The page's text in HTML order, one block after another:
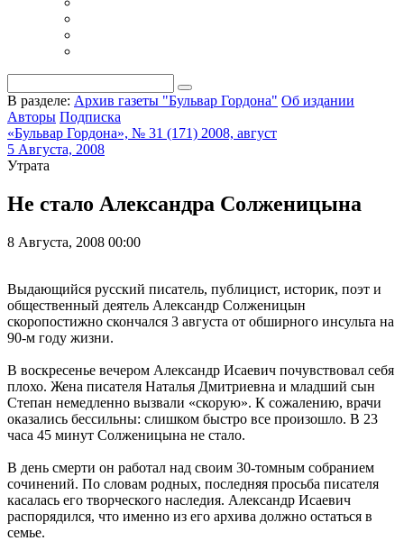
В разделе: Архив газеты "Бульвар Гордона" Об издании
Авторы Подписка
«Бульвар Гордона», № 31 (171) 2008, август
5 Августа, 2008
Утрата
Не стало Александра Солженицына
8 Августа, 2008 00:00
Выдающийся русский писатель, публицист, историк, поэт и
общественный деятель Александр Солженицын
скоропостижно скончался 3 августа от обширного инсульта на
90-м году жизни.
В воскресенье вечером Александр Исаевич почувствовал себя
плохо. Жена писателя Наталья Дмитриевна и младший сын
Степан немедленно вызвали «скорую». К сожалению, врачи
оказались бессильны: слишком быстро все произошло. В 23
часа 45 минут Солженицына не стало.
В день смерти он работал над своим 30-томным собранием
сочинений. По словам родных, последняя просьба писателя
касалась его творческого наследия. Александр Исаевич
распорядился, что именно из его архива должно остаться в
семье.